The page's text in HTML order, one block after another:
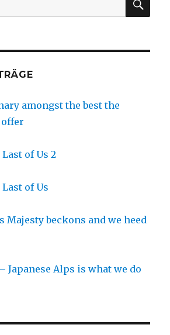
amongst the best the
of Us 2
of Us
Majesty beckons and we heed
Japanese Alps is what we do